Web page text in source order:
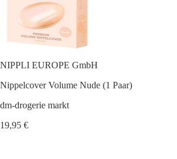
NIPPLI EUROPE GmbH
Nippelcover Volume Nude (1 Paar)
dm-drogerie markt
19,95 €